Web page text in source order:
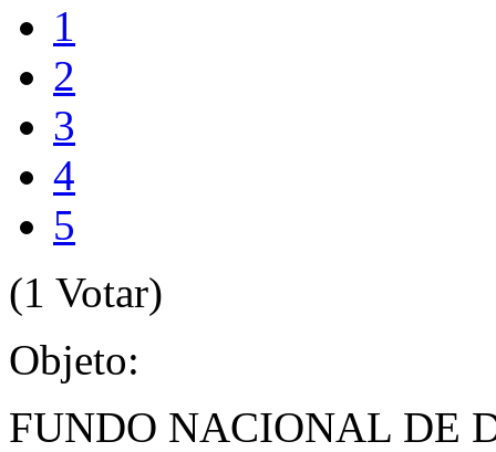
1
2
3
4
5
(1 Votar)
Objeto:
FUNDO NACIONAL DE